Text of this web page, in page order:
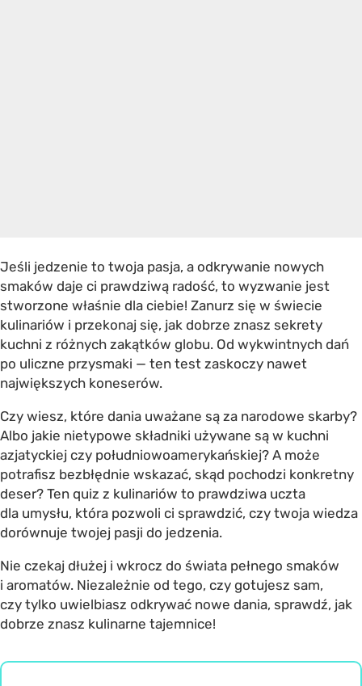
Jeśli jedzenie to twoja pasja, a odkrywanie nowych
smaków daje ci prawdziwą radość, to wyzwanie jest
stworzone właśnie dla ciebie! Zanurz się w świecie
kulinariów i przekonaj się, jak dobrze znasz sekrety
kuchni z różnych zakątków globu. Od wykwintnych dań
po uliczne przysmaki — ten test zaskoczy nawet
największych koneserów.
Czy wiesz, które dania uważane są za narodowe skarby?
Albo jakie nietypowe składniki używane są w kuchni
azjatyckiej czy południowoamerykańskiej? A może
potrafisz bezbłędnie wskazać, skąd pochodzi konkretny
deser? Ten quiz z kulinariów to prawdziwa uczta
dla umysłu, która pozwoli ci sprawdzić, czy twoja wiedza
dorównuje twojej pasji do jedzenia.
Nie czekaj dłużej i wkrocz do świata pełnego smaków
i aromatów. Niezależnie od tego, czy gotujesz sam,
czy tylko uwielbiasz odkrywać nowe dania, sprawdź, jak
dobrze znasz kulinarne tajemnice!